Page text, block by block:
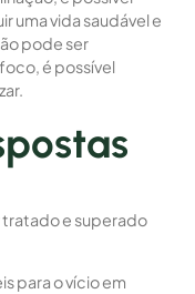
uma vida saudável e
pode ser
é possível
tratado e superado
para o vício em